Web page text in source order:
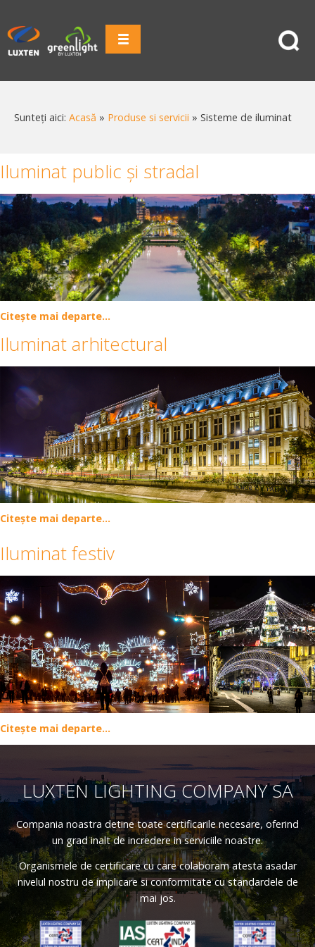
Sunteți aici: Acasă » Produse si servicii » Sisteme de iluminat
Iluminat public și stradal
Citește mai departe...
Iluminat arhitectural
Citește mai departe...
Iluminat festiv
Citește mai departe...
LUXTEN LIGHTING COMPANY SA
Compania noastra detine toate certificarile necesare, oferind
un grad inalt de incredere in serviciile noastre.
Organismele de certificare cu care colaboram atesta asadar
nivelul nostru de implicare si conformitate cu standardele de
mai jos.